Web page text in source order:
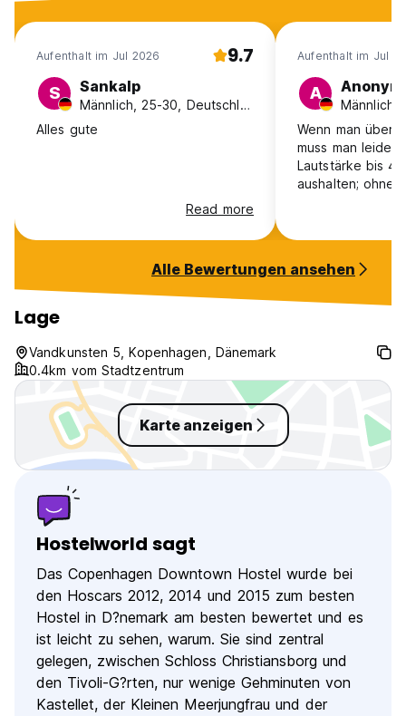
Monat bei uns bleiben? Kommen Sie also zu unserem
warmen Zuhause und einladende Mitarbeiter! (Auto-
translated from original language)
Aufenthalt im Jul 2026 9.7
S Sankalp
Männlich, 25-30, Deutschland
Alles gute
Read more
Aufenthalt im Jul
A Anonym
Männlich,
Wenn man über
muss man leider
Lautstärke bis
aushalten; ohne
Alle Bewertungen ansehen
Lage
Vandkunsten 5, Kopenhagen, Dänemark
0.4km vom Stadtzentrum
Karte anzeigen
Hostelworld sagt
Das Copenhagen Downtown Hostel wurde bei
den Hoscars 2012, 2014 und 2015 zum besten
Hostel in D?nemark am besten bewertet und es
ist leicht zu sehen, warum. Sie sind zentral
gelegen, zwischen Schloss Christiansborg und
den Tivoli-G?rten, nur wenige Gehminuten von
Kastellet, der Kleinen Meerjungfrau und der